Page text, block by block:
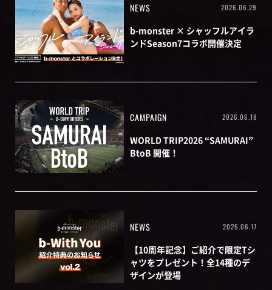
NEWS 2026.06.29
b-monster × シャッフルアイラ
ンドSeason7コラボ開催決定
CAMPAIGN 2026.06.18
WORLD TRIP2026 “SAMURAI”
BtoB 開催！
NEWS 2026.06.17
【10周年記念】ご紹介で限定Tシ
ャツをプレゼント！全14種のデ
ザインが登場